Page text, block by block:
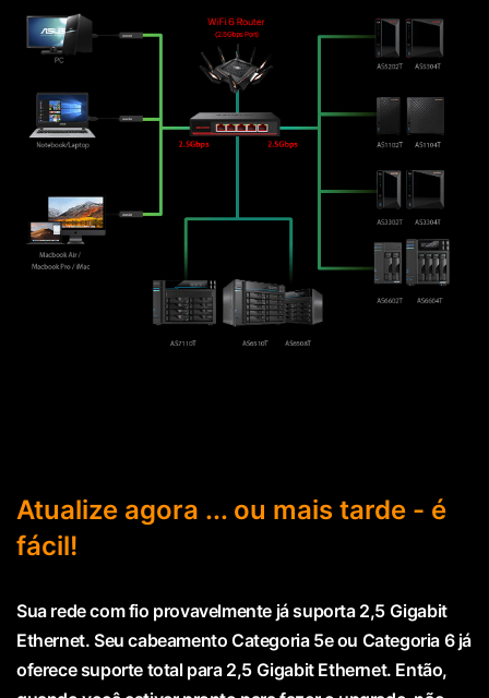
Atualize agora ... ou mais tarde - é
fácil!
Sua rede com fio provavelmente já suporta 2,5 Gigabit
Ethernet. Seu cabeamento Categoria 5e ou Categoria 6 já
oferece suporte total para 2,5 Gigabit Ethernet. Então,